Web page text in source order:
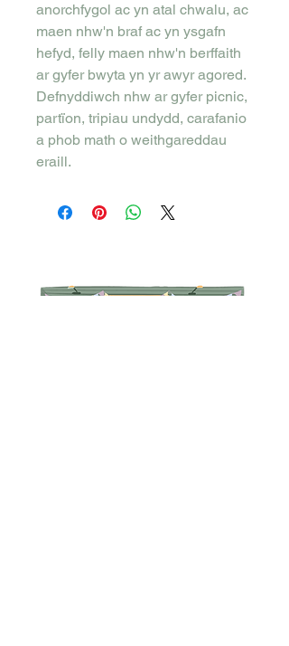
anorchfygol ac yn atal chwalu, ac
maen nhw'n braf ac yn ysgafn
hefyd, felly maen nhw'n berffaith
ar gyfer bwyta yn yr awyr agored.
Defnyddiwch nhw ar gyfer picnic,
partïon, tripiau undydd, carafanio
a phob math o weithgareddau
eraill.